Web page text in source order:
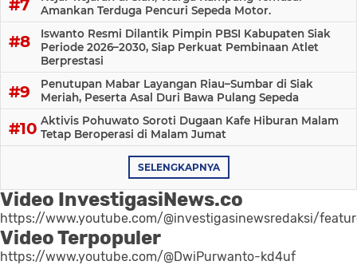
Amankan Terduga Pencuri Sepeda Motor.
Iswanto Resmi Dilantik Pimpin PBSI Kabupaten Siak
Periode 2026–2030, Siap Perkuat Pembinaan Atlet
Berprestasi
Penutupan Mabar Layangan Riau–Sumbar di Siak
Meriah, Peserta Asal Duri Bawa Pulang Sepeda
Aktivis Pohuwato Soroti Dugaan Kafe Hiburan Malam
Tetap Beroperasi di Malam Jumat
SELENGKAPNYA
Video InvestigasiNews.co
https://www.youtube.com/@investigasinewsredaksi/
Video Terpopuler
https://www.youtube.com/@DwiPurwanto-kd4uf